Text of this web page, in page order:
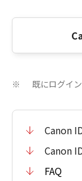
※ 既にログイ
Canon
Canon
FAQ